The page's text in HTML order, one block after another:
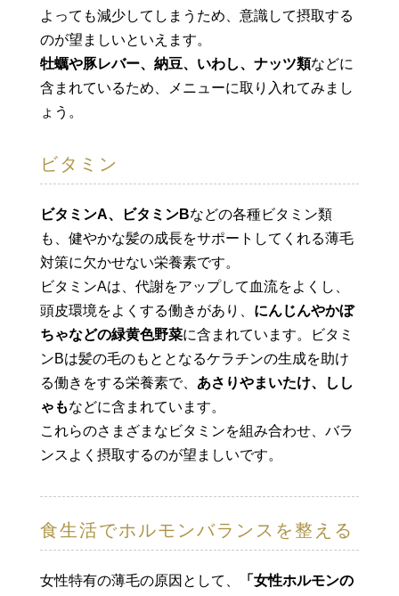
よっても減少してしまうため、意識して摂取する
のが望ましいといえます。
牡蠣や豚レバー、納豆、いわし、ナッツ類などに
含まれているため、メニューに取り入れてみまし
ょう。
ビタミン
ビタミンA、ビタミンBなどの各種ビタミン類
も、健やかな髪の成長をサポートしてくれる薄毛
対策に欠かせない栄養素です。
ビタミンAは、代謝をアップして血流をよくし、
頭皮環境をよくする働きがあり、 にんじんやかぼ
ちゃなどの緑黄色野菜に含まれています。ビタミ
ンBは髪の毛のもととなるケラチンの生成を助け
る働きをする栄養素で、 あさりやまいたけ、しし
ゃもなどに含まれています。
これらのさまざまなビタミンを組み合わせ、バラ
ンスよく摂取するのが望ましいです。
食生活でホルモンバランスを整える
女性特有の薄毛の原因として、 「女性ホルモンの